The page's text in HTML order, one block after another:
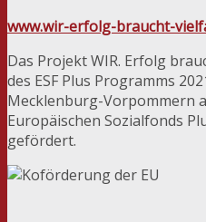
www.wir-erfolg-braucht-
Das Projekt WIR. Erfolg
des ESF Plus Programms
Mecklenburg-Vorpommern
Europäischen Sozialfonds
gefördert.